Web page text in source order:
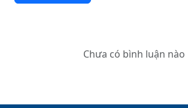
Chưa có bình luận nào